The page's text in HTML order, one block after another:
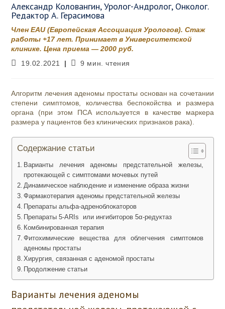
Александр Коловангин, Уролог-Андролог, Онколог.
Редактор А. Герасимова
Член EAU (Европейская Ассоциация Урологов). Стаж
работы +17 лет. Принимает в Университетской
клинике. Цена приема — 2000 руб.
Запись
19.02.2021
Время
9 мин. чтения
Алгоритм лечения аденомы простаты основан на сочетании
степени симптомов, количества беспокойства и размера
органа (при этом ПСА используется в качестве маркера
размера у пациентов без клинических признаков рака).
Содержание статьи
Варианты лечения аденомы предстательной железы,
протекающей с симптомами мочевых путей
Динамическое наблюдение и изменение образа жизни
Фармакотерапия аденомы предстательной железы
Препараты альфа-адреноблокаторов
Препараты 5-ARIs или ингибиторов 5α-редуктаз
Комбинированная терапия
Фитохимические вещества для облегчения симптомов
аденомы простаты
Хирургия, связанная с аденомой простаты
Продолжение статьи
Варианты лечения аденомы